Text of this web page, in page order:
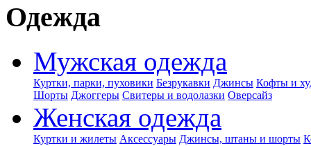
Одежда
Мужская одежда
Куртки, парки, пуховики Безрукавки Джинсы Кофты и
Шорты Джоггеры Свитеры и водолазки Оверсайз
Женская одежда
Куртки и жилеты Аксессуары Джинсы, штаны и шорты